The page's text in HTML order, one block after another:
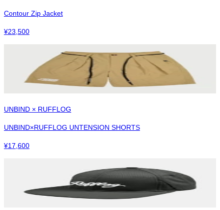
Contour Zip Jacket
¥23,500
UNBIND × RUFFLOG
UNBIND×RUFFLOG UNTENSION SHORTS
¥17,600